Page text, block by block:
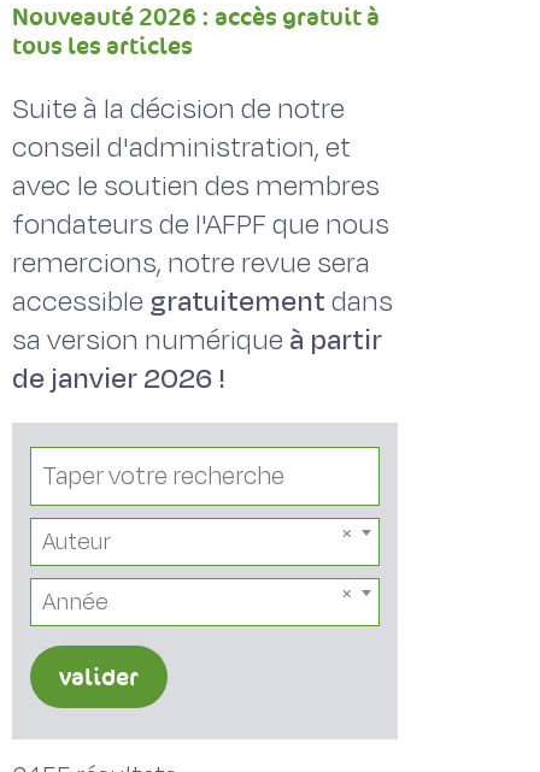
Nouveauté 2026 : accès gratuit à
tous les articles
Suite à la décision de notre
conseil d'administration, et
avec le soutien des membres
fondateurs de l'AFPF que nous
remercions, notre revue sera
accessible gratuitementdans
sa version numérique à partir
de janvier 2026 !
Auteur
Année
valider